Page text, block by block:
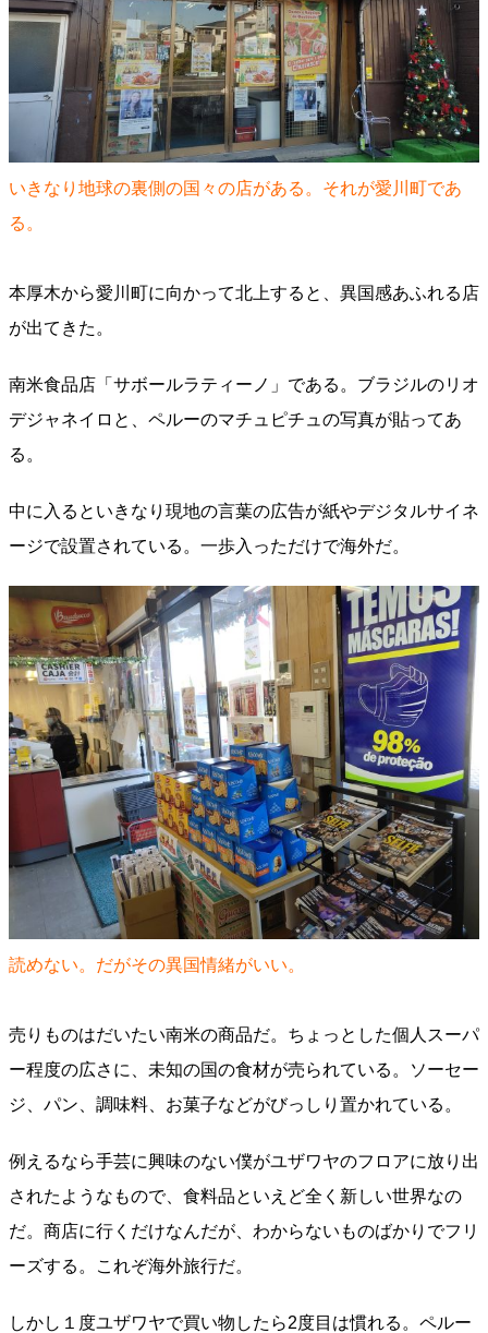
いきなり地球の裏側の国々の店がある。それが愛川町であ
る。
本厚木から愛川町に向かって北上すると、異国感あふれる店
が出てきた。
南米食品店「サボールラティーノ」である。ブラジルのリオ
デジャネイロと、ペルーのマチュピチュの写真が貼ってあ
る。
中に入るといきなり現地の言葉の広告が紙やデジタルサイネ
ージで設置されている。一歩入っただけで海外だ。
読めない。だがその異国情緒がいい。
売りものはだいたい南米の商品だ。ちょっとした個人スーパ
ー程度の広さに、未知の国の食材が売られている。ソーセー
ジ、パン、調味料、お菓子などがびっしり置かれている。
例えるなら手芸に興味のない僕がユザワヤのフロアに放り出
されたようなもので、食料品といえど全く新しい世界なの
だ。商店に行くだけなんだが、わからないものばかりでフリ
ーズする。これぞ海外旅行だ。
しかし１度ユザワヤで買い物したら2度目は慣れる。ペルー